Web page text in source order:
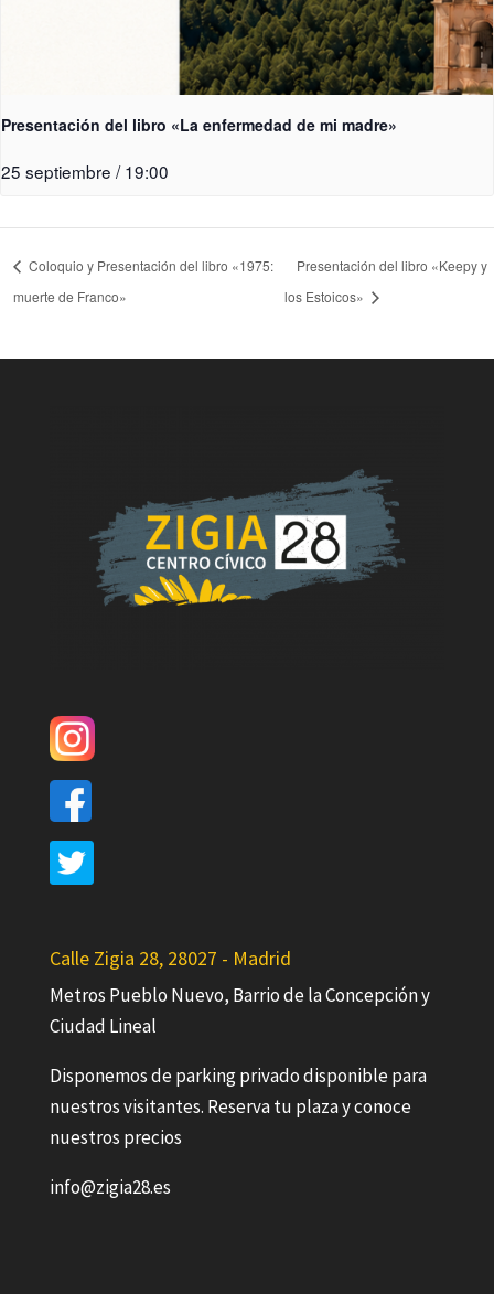
Presentación del libro «La enfermedad de mi madre»
25 septiembre / 19:00
Coloquio y Presentación del libro «1975:
muerte de Franco»
Presentación del libro «Keepy y
los Estoicos»
Calle Zigia 28, 28027 - Madrid
Metros Pueblo Nuevo, Barrio de la Concepción y
Ciudad Lineal
Disponemos de parking privado disponible para
nuestros visitantes. Reserva tu plaza y conoce
nuestros precios
info@zigia28.es